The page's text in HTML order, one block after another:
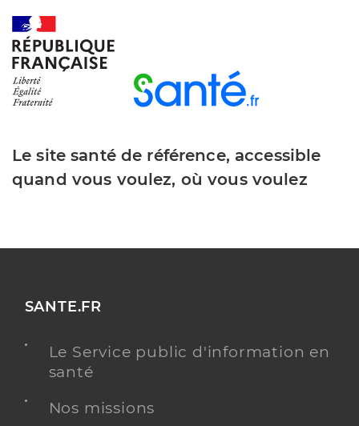
Le site santé de référence, accessible
quand vous voulez, où vous voulez
SANTE.FR
Le Service public d'information en
santé
Nos missions